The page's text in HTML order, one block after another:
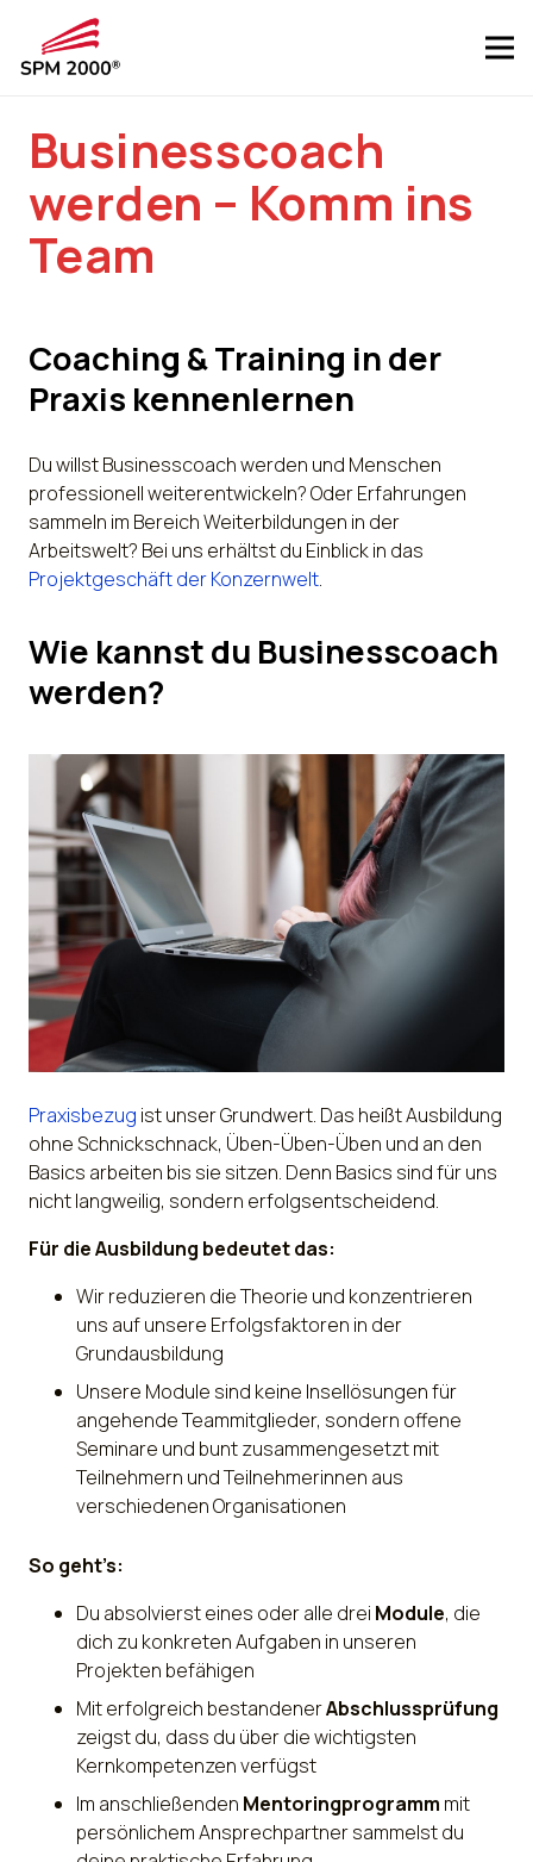
Businesscoach
werden – Komm ins
Team
Coaching & Training in der
Praxis kennenlernen
Du willst Businesscoach werden und Menschen
professionell weiterentwickeln? Oder Erfahrungen
sammeln im Bereich Weiterbildungen in der
Arbeitswelt? Bei uns erhältst du Einblick in das
Projektgeschäft der Konzernwelt.
Wie kannst du Businesscoach
werden?
Praxisbezug ist unser Grundwert. Das heißt Ausbildung
ohne Schnickschnack, Üben-Üben-Üben und an den
Basics arbeiten bis sie sitzen. Denn Basics sind für uns
nicht langweilig, sondern erfolgsentscheidend.
Für die Ausbildung bedeutet das:
Wir reduzieren die Theorie und konzentrieren
uns auf unsere Erfolgsfaktoren in der
Grundausbildung
Unsere Module sind keine Insellösungen für
angehende Teammitglieder, sondern offene
Seminare und bunt zusammengesetzt mit
Teilnehmern und Teilnehmerinnen aus
verschiedenen Organisationen
So geht’s:
Du absolvierst eines oder alle drei Module, die
dich zu konkreten Aufgaben in unseren
Projekten befähigen
Mit erfolgreich bestandenerAbschlussprüfung
zeigst du, dass du über die wichtigsten
Kernkompetenzen verfügst
Im anschließenden Mentoringprogramm mit
persönlichem Ansprechpartner sammelst du